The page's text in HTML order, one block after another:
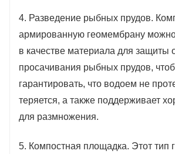
4. Разведение рыбных прудов.
армированную геомембрану можно
в качестве материала для защиты
просачивания рыбных прудов,
гарантировать, что водоем не
теряется, а также поддерживает
для размножения.
5. Компостная площадка. Этот тип